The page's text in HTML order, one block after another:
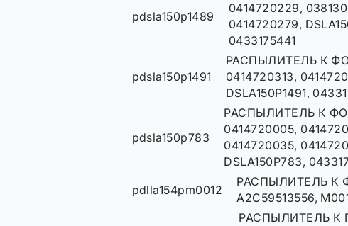
pdsla150p1489
0414720229,
0414720279,
0433175441
pdsla150p1491
РАСПЫЛИТЕЛЬ К
0414720313,
DSLA150P1491,
pdsla150p783
РАСПЫЛИТЕЛЬ К
0414720005,
0414720035,
DSLA150P783,
pdlla154pm0012
РАСПЫЛИТЕЛЬ К
A2C59513556,
РАСПЫЛИТЕЛЬ К